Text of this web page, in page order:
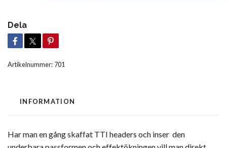
Dela
Artikelnummer: 701
INFORMATION
Har man en gång skaffat TTI headers och inser den